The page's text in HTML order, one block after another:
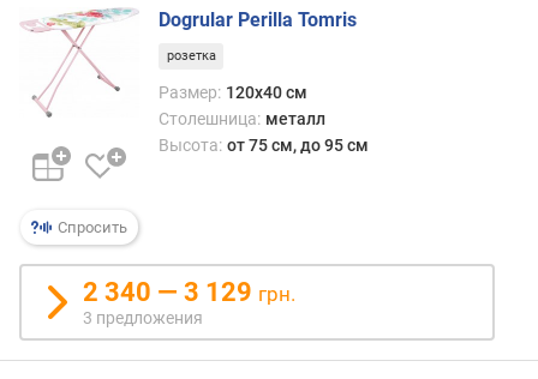
н
и
я
о
к
л
и
е
Спросить
Dogrular Perilla Tomris
розетка
Размер: 120х40 см
Столешница: металл
Высота: от 75 см, до 95 см
2 340 — 3 129 грн.
3 предложения